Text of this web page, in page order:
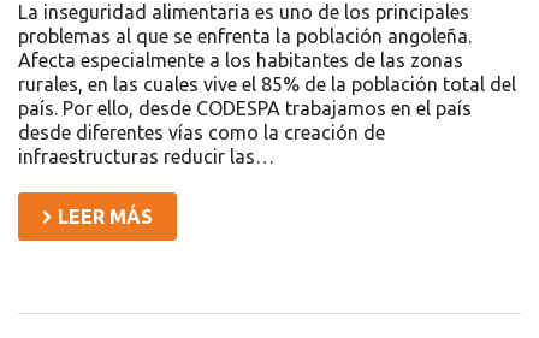
La inseguridad alimentaria es uno de los principales
problemas al que se enfrenta la población angoleña.
Afecta especialmente a los habitantes de las zonas
rurales, en las cuales vive el 85% de la población total del
país. Por ello, desde CODESPA trabajamos en el país
desde diferentes vías como la creación de
infraestructuras reducir las…
LEER MÁS